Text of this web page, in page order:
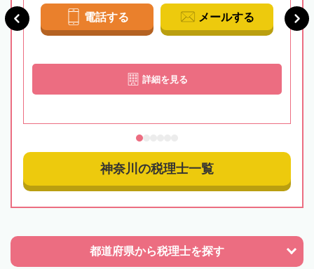
電話する メールする
詳細を見る
神奈川の税理士一覧
都道府県から税理士を探す